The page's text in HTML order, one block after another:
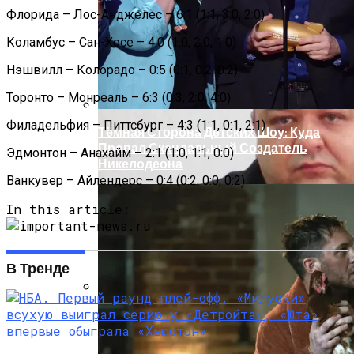
Легковушку: Двое Погибших
Прокурор Хмельницкой Области Умер
От Осложнений Коронавируса
Тёмная Сторона Детских Шоу: Куда
Пропал Скандальный Создатель
Никелодеона
Флорида – Лос-Анджелес – 6:1 (1:1, 3:0, 2:0)
Коламбус – Сан-Хосе – 4:0 (1:0, 2:0, 1:0)
Нэшвилл – Колорадо – 0:5 (0:1, 0:2, 0:2)
Торонто – Монреаль – 6:3 (0:3, 2:0, 4:0)
Филадельфия – Питтсбург – 4:3 (1:1, 0:1, 2:1)
Эдмонтон – Анахайм – 2:1 (1:0, 1:1, 0:0)
Ванкувер – Айлендерс – 0:4 (0:2, 0:0, 0:2)
In this article:
В Тренде